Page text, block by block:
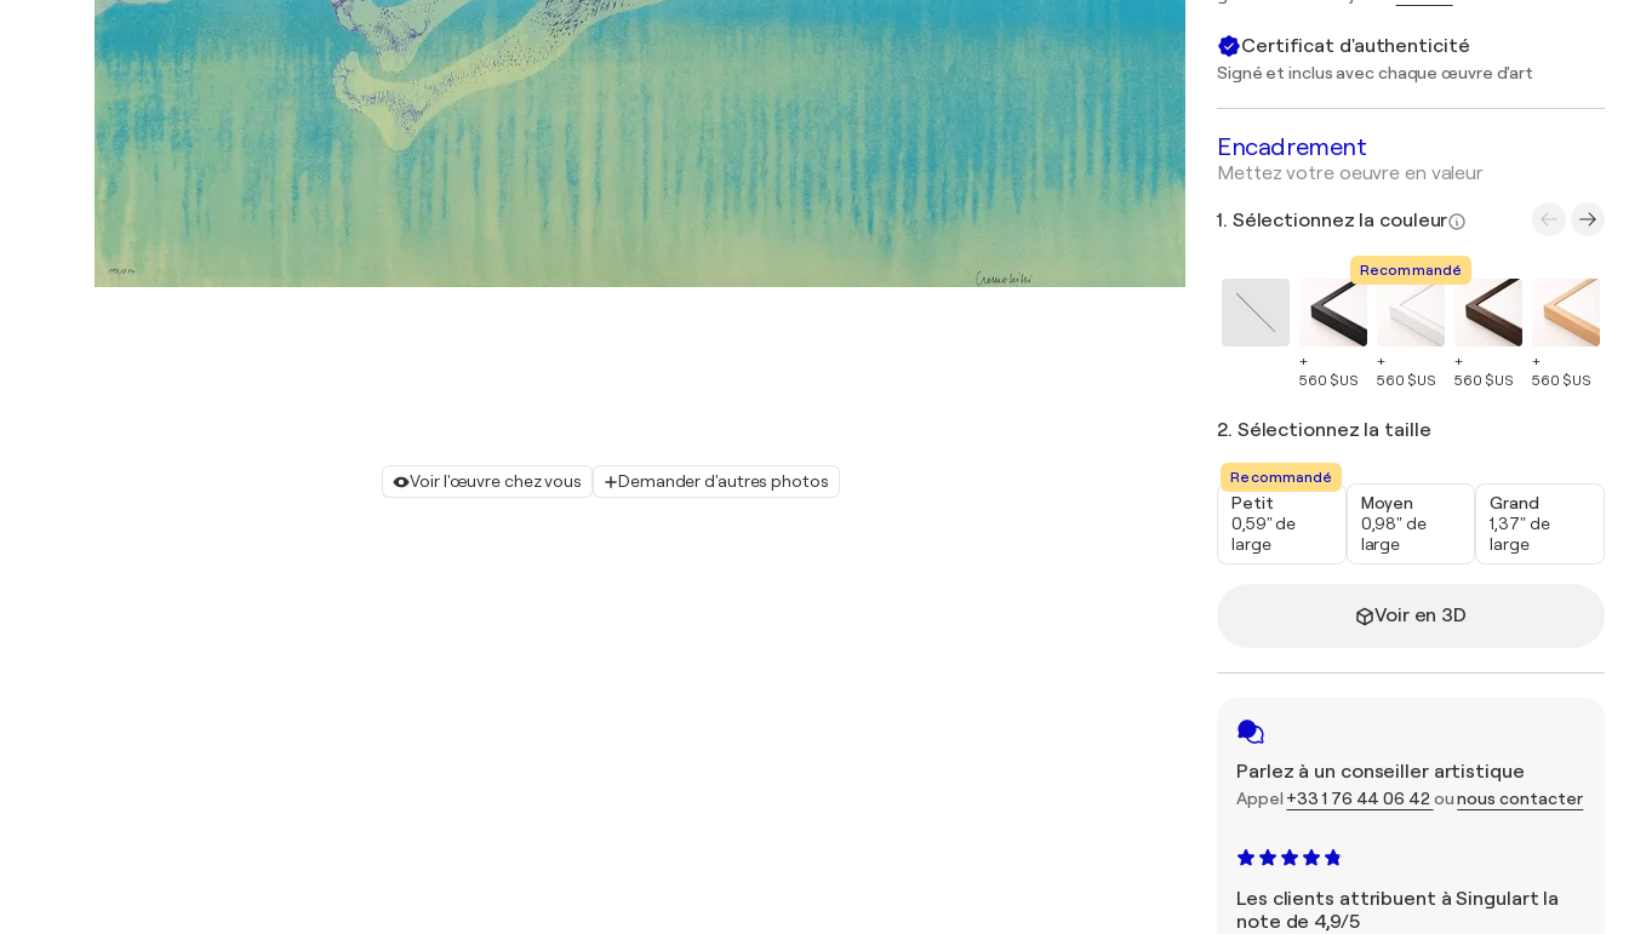
Voir l'œuvre chez vous Demander d'autres photos
Certificat d'authenticité
Signé et inclus avec chaque œuvre d'art
Encadrement
Mettez votre oeuvre en valeur
1. Sélectionnez la couleur
+
560 $US
Recommandé
+
560 $US
+
560 $US
+
560 $US
2. Sélectionnez la taille
Recommandé
Petit
0,59" de
large
Moyen
0,98" de
large
Grand
1,37" de
large
Voir en 3D
Parlez à un conseiller artistique
Appel +33 1 76 44 06 42 ounous contacter
Les clients attribuent à Singulart la
note de 4,9/5